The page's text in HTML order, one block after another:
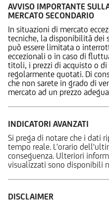
AVVISO IMPORTANTE
MERCATO SECONDARIO
In situazioni di mercato
tecniche, la disponibilità dei
può essere limitata o
eccezionali o in caso di
titoli, i prezzi di acquisto o
regolarmente quotati. Di
che non sarete in grado di
mercato ad un prezzo
INDICATORI AVANZATI
Si prega di notare che i dati
tempo reale. L'orario
conseguenza. Ulteriori
visualizzati sono disponibili
DISCLAIMER